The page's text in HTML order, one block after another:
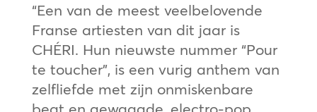
“Een van de meest veelbelovende
Franse artiesten van dit jaar is
CHÉRI. Hun nieuwste nummer “Pour
te toucher”, is een vurig anthem van
zelfliefde met zijn onmiskenbare